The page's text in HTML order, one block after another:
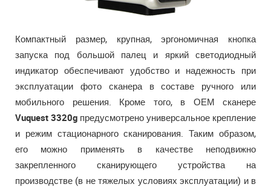
Компактный размер, крупная, эргономичная кнопка
запуска под большой палец и яркий светодиодный
индикатор обеспечивают удобство и надежность при
эксплуатации фото сканера в составе ручного или
мобильного решения. Кроме того, в ОЕМ сканере
Vuquest 3320g предусмотрено универсальное крепление
и режим стационарного сканирования. Таким образом,
его можно применять в качестве неподвижно
закрепленного сканирующего устройства на
производстве (в не тяжелых условиях эксплуатации) и в